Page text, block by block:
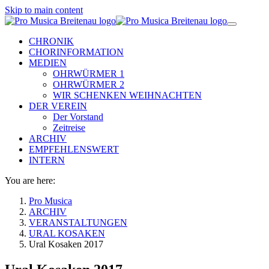
Skip to main content
CHRONIK
CHORINFORMATION
MEDIEN
OHRWÜRMER 1
OHRWÜRMER 2
WIR SCHENKEN WEIHNACHTEN
DER VEREIN
Der Vorstand
Zeitreise
ARCHIV
EMPFEHLENSWERT
INTERN
You are here:
Pro Musica
ARCHIV
VERANSTALTUNGEN
URAL KOSAKEN
Ural Kosaken 2017